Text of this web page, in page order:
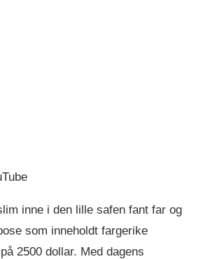
inne i den lille safen fant far og
som inneholdt fargerike
2500 dollar. Med dagens